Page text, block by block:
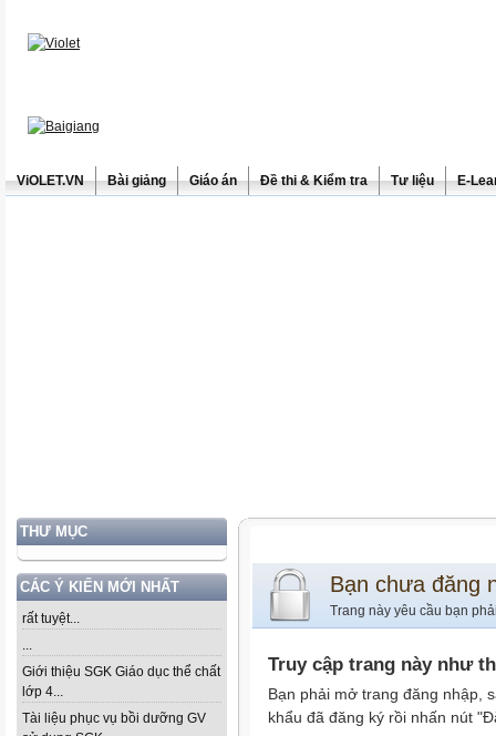
ViOLET.VN Bài giảng Giáo án Đề thi & Kiểm tra Tư liệu E-
THƯ MỤC
CÁC Ý KIẾN MỚI NHẤT
rất tuyệt...
...
Giới thiệu SGK Giáo dục thể chất
lớp 4...
Tài liệu phục vụ bồi dưỡng GV
Bạn chưa đăng
Trang này yêu cầu bạn
Truy cập trang này như
Bạn phải mở trang đăng nhập,
khẩu đã đăng ký rồi nhấn nút